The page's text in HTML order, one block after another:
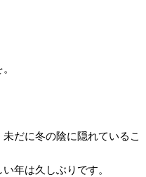
だに冬の陰に隠れているこ
年は久しぶりです。